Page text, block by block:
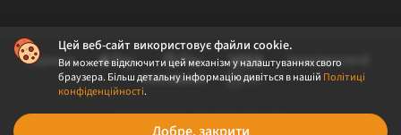
Цей веб-сайт використовує файли cookie.
Ви можете відключити цей механізм у налаштуваннях свого
браузера. Більш детальну інформацію дивіться в нашій Політиці
конфіденційності.
© 2026 ALLMALL. Всі права захищені.